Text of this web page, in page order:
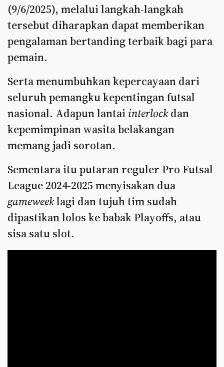
(9/6/2025), melalui langkah-langkah
tersebut diharapkan dapat memberikan
pengalaman bertanding terbaik bagi para
pemain.
Serta menumbuhkan kepercayaan dari
seluruh pemangku kepentingan futsal
nasional. Adapun lantai interlockdan
kepemimpinan wasita belakangan
memang jadi sorotan.
Sementara itu putaran reguler Pro Futsal
League 2024-2025 menyisakan dua
gameweeklagi dan tujuh tim sudah
dipastikan lolos ke babak Playoffs, atau
sisa satu slot.